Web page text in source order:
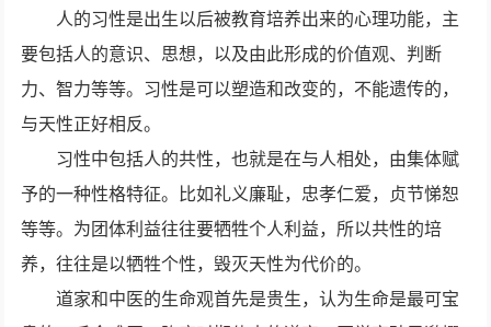
人的习性是出生以后被教育培养出来的心理功能，主
要包括人的意识、思想，以及由此形成的价值观、判断
力、智力等等。习性是可以塑造和改变的，不能遗传的，
与天性正好相反。
习性中包括人的共性，也就是在与人相处，由集体赋
予的一种性格特征。比如礼义廉耻，忠孝仁爱，贞节悌恕
等等。为团体利益往往要牺牲个人利益，所以共性的培
养，往往是以牺牲个性，毁灭天性为代价的。
道家和中医的生命观首先是贵生，认为生命是最可宝